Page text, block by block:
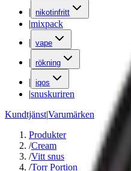
| nikotinfritt
|mixpack
| vape
| rökning
| iqos
|snuskuriren
Kundtjänst|Varumärken
Produkter
/Cream
/Vitt snus
/Torr Portion